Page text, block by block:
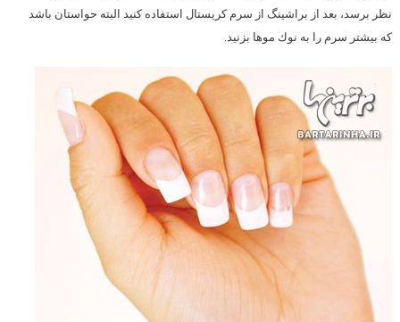
نظر برسد، بعد از براشينگ از سرم كريستال استفاده کنید البته حواستان باشد
كه بیشتر سرم را به نوك موها بزنید.